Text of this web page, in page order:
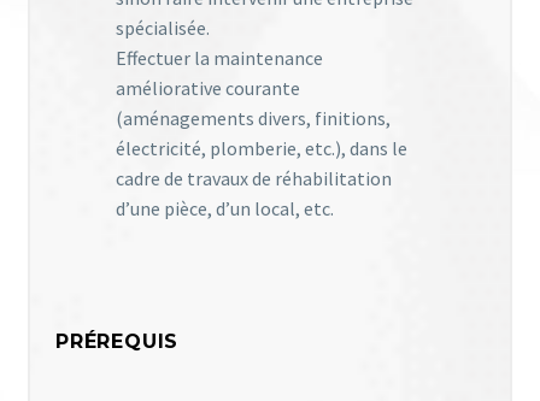
spécialisée.
Effectuer la maintenance
améliorative courante
(aménagements divers, finitions,
électricité, plomberie, etc.), dans le
cadre de travaux de réhabilitation
d’une pièce, d’un local, etc.
PRÉREQUIS